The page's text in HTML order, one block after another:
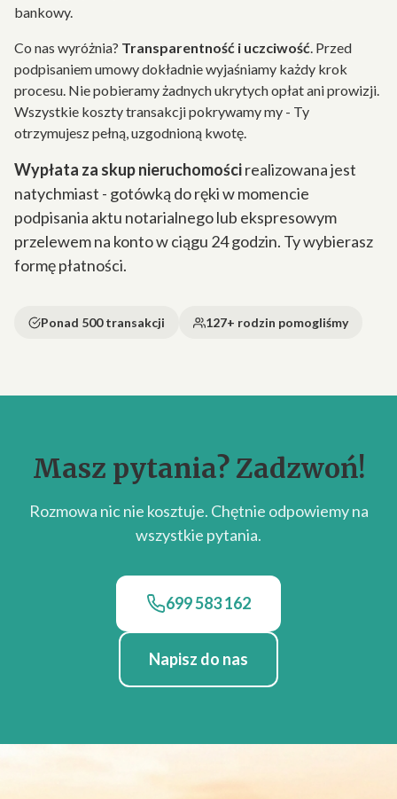
bankowy.
Co nas wyróżnia? Transparentność i uczciwość. Przed
podpisaniem umowy dokładnie wyjaśniamy każdy krok
procesu. Nie pobieramy żadnych ukrytych opłat ani prowizji.
Wszystkie koszty transakcji pokrywamy my - Ty
otrzymujesz pełną, uzgodnioną kwotę.
Wypłata za skup nieruchomościrealizowana jest
natychmiast - gotówką do ręki w momencie
podpisania aktu notarialnego lub ekspresowym
przelewem na konto w ciągu 24 godzin. Ty wybierasz
formę płatności.
Ponad 500 transakcji 127+ rodzin pomogliśmy
Masz pytania? Zadzwoń!
Rozmowa nic nie kosztuje. Chętnie odpowiemy na
wszystkie pytania.
699 583 162
Napisz do nas